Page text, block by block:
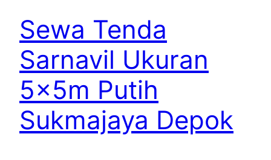
Sewa Tenda
Sarnavil Ukuran
5x5m Putih
Sukmajaya Depok